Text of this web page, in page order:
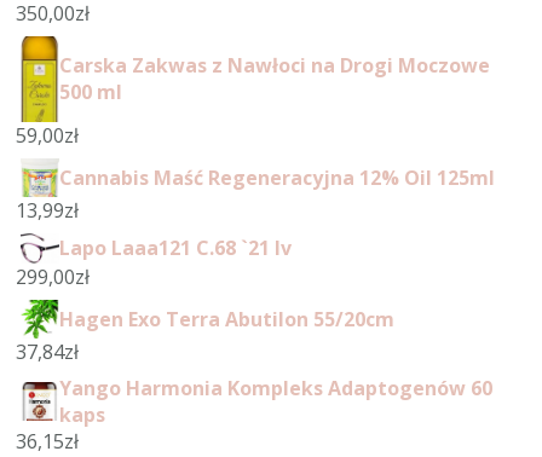
350,00zł
Carska Zakwas z Nawłoci na Drogi Moczowe
500 ml
59,00zł
Cannabis Maść Regeneracyjna 12% Oil 125ml
13,99zł
Lapo Laaa121 C.68 `21 Iv
299,00zł
Hagen Exo Terra Abutilon 55/20cm
37,84zł
Yango Harmonia Kompleks Adaptogenów 60
kaps
36,15zł